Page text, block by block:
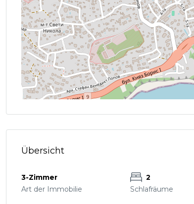
Übersicht
3-Zimmer
Art der Immobilie
2
Schlafräume